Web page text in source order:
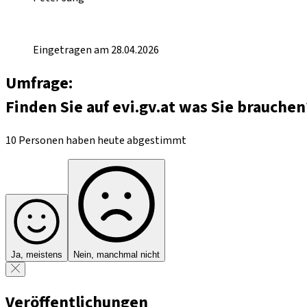
Eingetragen am 28.04.2026
Umfrage:
Finden Sie auf evi.gv.at was Sie
10 Personen haben heute abgestimmt
Ja, meistens Nein, manchmal nicht